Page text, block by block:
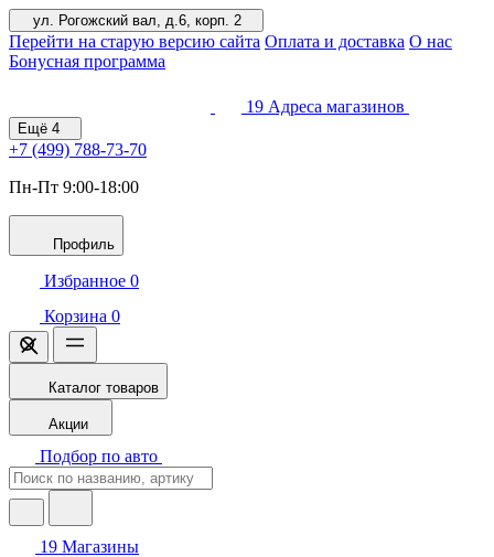
ул. Рогожский вал, д.6, корп. 2
Перейти на старую версию сайта Оплата и доставка О нас
Бонусная программа
19 Адреса магазинов
Ещё 4
+7 (499) 788-73-70
Пн-Пт 9:00-18:00
Профиль
Избранное 0
Корзина 0
Каталог товаров
Акции
Подбор по авто
19 Магазины